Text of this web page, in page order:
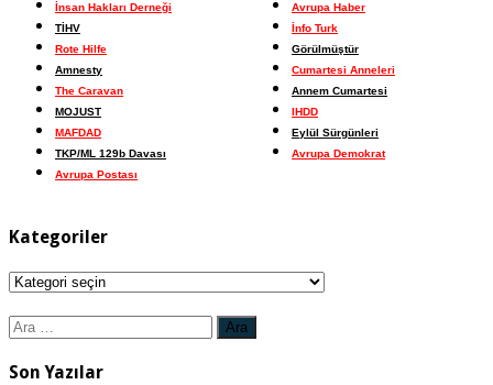
İnsan Hakları Derneği
TİHV
Rote Hilfe
Amnesty
The Caravan
MOJUST
MAFDAD
TKP/ML 129b Davası
Avrupa Postası
Avrupa Haber
İnfo Turk
Görülmüştür
Cumartesi Anneleri
Annem Cumartesi
IHDD
Eylül Sürgünleri
Avrupa Demokrat
Kategoriler
Kategoriler
Arama:
Son Yazılar